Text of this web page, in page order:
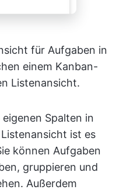
für Aufgaben in
einem Kanban-
Listenansicht.
Spalten in
ist es
können Aufgaben
gruppieren und
Außerdem